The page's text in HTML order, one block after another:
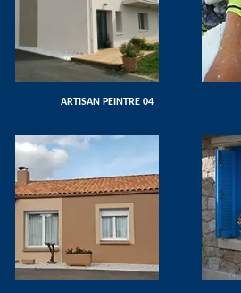
ARTISAN PEINTRE 04